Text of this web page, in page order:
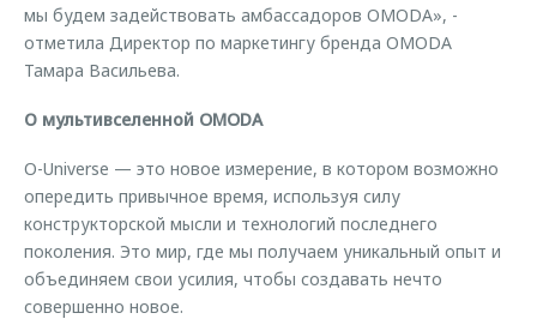
мы будем задействовать амбассадоров OMODA», -
отметила Директор по маркетингу бренда OMODA
Тамара Васильева.
О мультивселенной OMODA
O-Universe — это новое измерение, в котором возможно
опередить привычное время, используя силу
конструкторской мысли и технологий последнего
поколения. Это мир, где мы получаем уникальный опыт и
объединяем свои усилия, чтобы создавать нечто
совершенно новое.